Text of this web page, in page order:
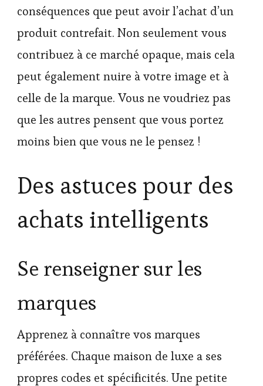
conséquences que peut avoir l’achat d’un
produit contrefait. Non seulement vous
contribuez à ce marché opaque, mais cela
peut également nuire à votre image et à
celle de la marque. Vous ne voudriez pas
que les autres pensent que vous portez
moins bien que vous ne le pensez !
Des astuces pour des
achats intelligents
Se renseigner sur les
marques
Apprenez à connaître vos marques
préférées. Chaque maison de luxe a ses
propres codes et spécificités. Une petite